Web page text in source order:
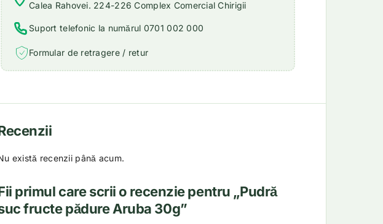
Calea Rahovei. 224-226 Complex Comercial Chirigii
Suport telefonic la numărul 0701 002 000
Formular de retragere / retur
există recenzii până acum.
primul care scrii o recenzie pentru „Pudră
fructe pădure Aruba 30g”